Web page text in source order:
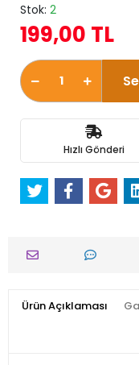
Stok: 2
199,00 TL
Hızlı Gönderi
Ürün Açıklaması